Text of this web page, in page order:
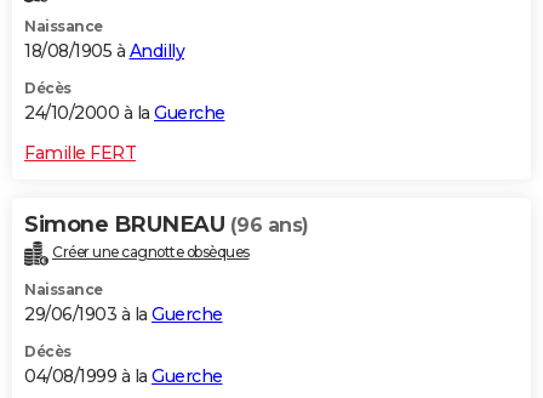
Naissance
18/08/1905 à Andilly
Décès
24/10/2000 à la Guerche
Famille FERT
Simone BRUNEAU (96 ans)
Créer une cagnotte obsèques
Naissance
29/06/1903 à la Guerche
Décès
04/08/1999 à la Guerche